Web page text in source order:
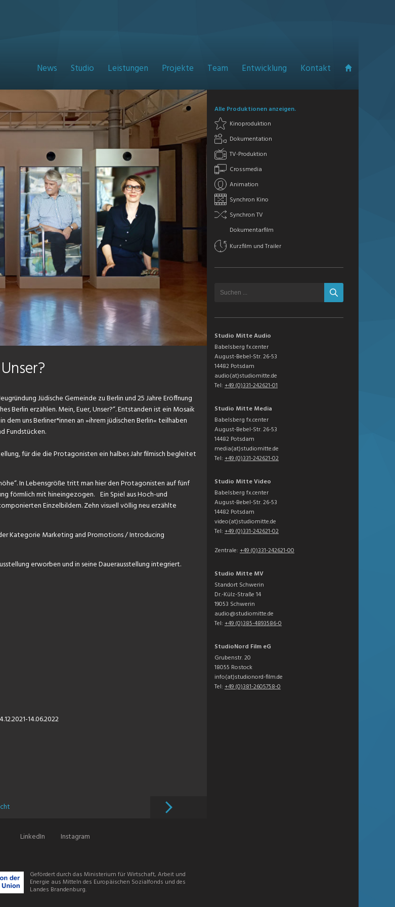
News Studio Leistungen Projekte Team Entwicklung Kontakt
Jüdische Gemeinde zu Berlin und 25 Jahre Eröffnung
Berlin erzählen. Mein, Euer, Unser?“. Entstanden ist ein Mosaik
uns Berliner*innen an »ihrem jüdischen Berlin« teilhaben
Fundstücken.
für die die Protagonisten ein halbes Jahr filmisch begleitet
In Lebensgröße tritt man hier den Protagonisten auf fünf
förmlich mit hineingezogen. Ein Spiel aus Hoch-und
Einzelbildern. Zehn visuell völlig neu erzählte
Kategorie Marketing and Promotions / Introducing
erworben und in seine Dauerausstellung integriert.
14.06.2022
Alle Produktionen anzeigen.
Kinoproduktion
Dokumentation
TV-Produktion
Crossmedia
Animation
Synchron Kino
Synchron TV
Dokumentarfilm
Kurzfilm und Trailer
Studio Mitte Audio
Babelsberg fx.center
August-Bebel-Str. 26-53
14482 Potsdam
audio(at)studiomitte.de
Tel: +49 (0)331-242621-01
Studio Mitte Media
Babelsberg fx.center
August-Bebel-Str. 26-53
14482 Potsdam
media(at)studiomitte.de
Tel: +49 (0)331-242621-02
Studio Mitte Video
Babelsberg fx.center
August-Bebel-Str. 26-53
14482 Potsdam
video(at)studiomitte.de
Tel: +49 (0)331-242621-02
Zentrale: +49 (0)331-242621-00
Studio Mitte MV
Standort Schwerin
Dr.-Külz-Straße 14
19053 Schwerin
audio@studiomitte.de
Tel: +49 (0)385-4893586-0
StudioNord Film eG
Grubenstr. 20
18055 Rostock
info(at)studionord-film.de
Tel: +49 (0)381-2605758-0
LinkedIn Instagram
Gefördert durch das Ministerium für Wirtschaft, Arbeit und
Energie aus Mitteln des Europäischen Sozialfonds und des
Landes Brandenburg.